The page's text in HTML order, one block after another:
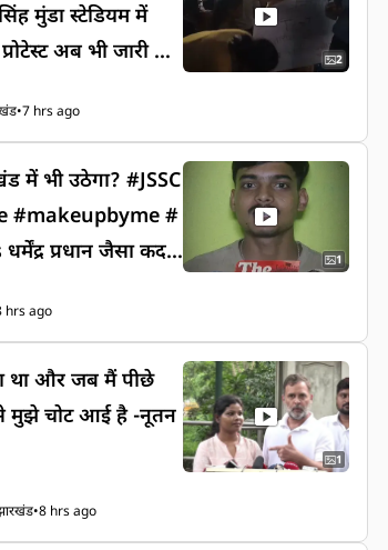
अब भी जारी ल
समझता हैं ओ अपना
भ्रष्टाचार के
है आखिर कब तक
आवाज कब तक सुनेगी
में शामिल होना
बुलंद कर सकते है
2
•7 hrs ago
में भी उठेगा? #JSSC
#makeupbyme #
#streetstyle #D
#jharkhand #fac
1
hrs ago
था और जब मैं पीछे
मुझे चोट आई है -नूतन
1
•8 hrs ago